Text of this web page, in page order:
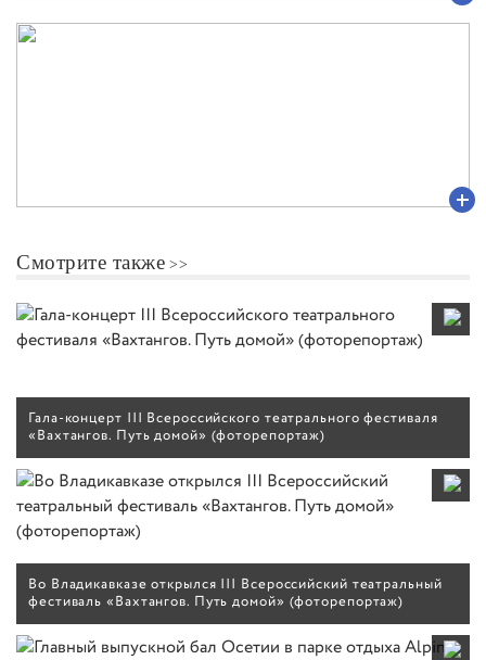
Смотрите также
Гала-концерт III Всероссийского театрального фестиваля
«Вахтангов. Путь домой» (фоторепортаж)
Во Владикавказе открылся III Всероссийский театральный
фестиваль «Вахтангов. Путь домой» (фоторепортаж)